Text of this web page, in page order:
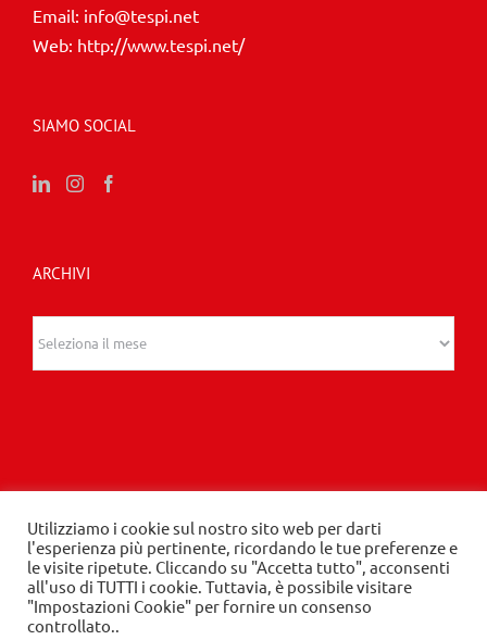
Email: info@tespi.net
Web: http://www.tespi.net/
SIAMO SOCIAL
ARCHIVI
© 2020 Edizioni Turbo by Tespi Mediagroup -
Direttore: Angelo Frigerio -Privacy Policy-Cookie
Policy- P.IVA 03632610964
Utilizziamo i cookie sul nostro sito web per darti
l'esperienza più pertinente, ricordando le tue preferenze e
le visite ripetute. Cliccando su "Accetta tutto", acconsenti
all'uso di TUTTI i cookie. Tuttavia, è possibile visitare
"Impostazioni Cookie" per fornire un consenso
controllato..